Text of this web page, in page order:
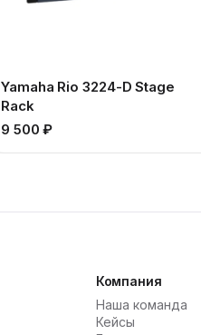
Yamaha Rio 3224-D Stage
Rack
9 500 ₽
Компания
Наша команда
Кейсы